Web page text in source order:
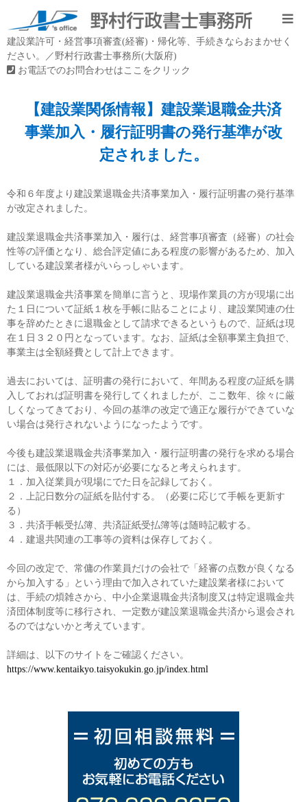
建設業許可・経営事項審査(経審)・帰化等、手続きならおまかせく
ださい。／野村行政書士事務所(大阪府)
お電話でのお問合わせはここをクリック
【建設業関係情報】建設業退職金共済
事業加入・履行証明書の発行基準が改
定されました。
令和６年度より建設業退職金共済事業加入・履行証明書の発行基準
が改定されました。
建設業退職金共済事業加入・履行は、経営事項審査（経審）の社会
性等の評価となり、総合評定値にある程度の影響があるため、加入
している建設業者様がいらっしゃいます。
建設業退職金共済事業を簡単に言うと、現場作業員の方が現場に出
た１日について証紙１枚を手帳に貼ることにより、建設業関連の仕
事を辞めたときに退職金として請求できるというもので、証紙は現
在１日３２０円となっています。なお、証紙は全額事業主負担で、
事業主は全額経費として計上できます。
過去においては、証明書の発行において、年間ある程度の証紙を購
入しておれば証明書を発行してくれましたが、ここ数年、徐々に厳
しくなってきており、今回の基準の改定で適正な履行ができていな
い場合は発行されないようになったようです。
今後も建設業退職金共済事業加入・履行証明書の発行を求める場合
には、最低限以下の対応が必要になると考えられます。
１．加入従業員が現場にでた日を記録しておく。
２．上記日数分の証紙を貼付する。（必要に応じて手帳を更新す
る）
３．共済手帳受払簿、共済証紙受払簿等は随時記載する。
４．建退共関連の工事等の資料は保存しておく。
今回の改定で、常傭の作業員だけの会社で「経審の点数が良くなる
から加入する」という理由で加入されていた建設業者様において
は、手続の煩雑さから、中小企業退職金共済制度又は特定退職金共
済団体制度等に移行され、一定数が建設業退職金共済から退会され
るのではないかと考えています。
詳細は、以下のサイトをご確認ください。
https://www.kentaikyo.taisyokukin.go.jp/index.html